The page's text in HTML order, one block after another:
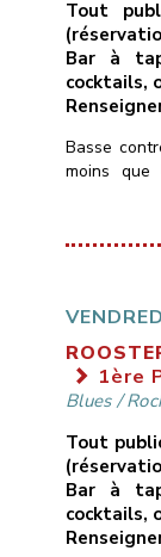
Tout
Bar à
cocktails,
Basse
moins
boisée,
Guillaume
1ère
Blues/
Tout
Bar à
cocktails,